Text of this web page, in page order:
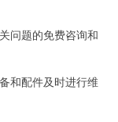
问题的免费咨询和
和配件及时进行维